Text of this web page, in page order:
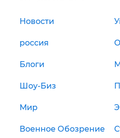
Новости
россия
Блоги
Шоу-Биз
Мир
Военное Обозрение